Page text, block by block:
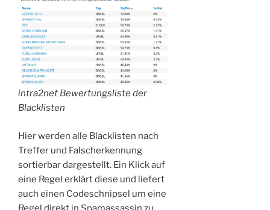
intra2net Bewertungsliste der
Blacklisten
Hier werden alle Blacklisten nach
Treffer und Falscherkennung
sortierbar dargestellt. Ein Klick auf
eine Regel erklärt diese und liefert
auch einen Codeschnipsel um eine